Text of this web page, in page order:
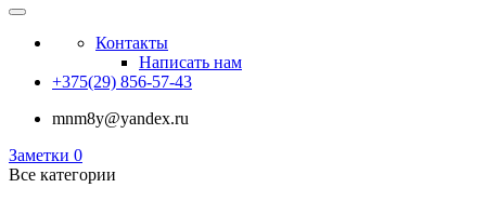
Контакты
Написать нам
+375(29) 856-57-43
mnm8y@yandex.ru
Заметки 0
Все категории